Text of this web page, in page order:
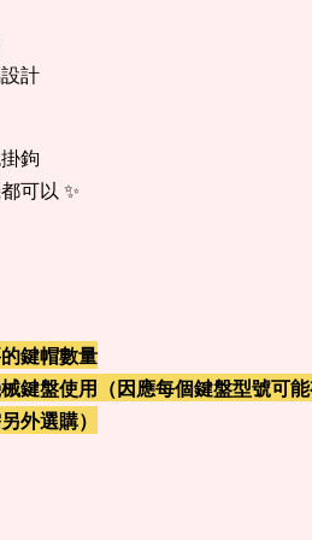
計
鉤
可以 ✨
鍵帽數量
鍵盤使用（因應每個鍵盤型號可能
外選購）